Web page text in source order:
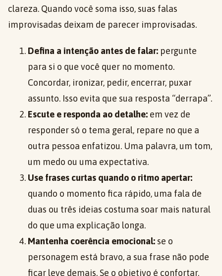
clareza. Quando você soma isso, suas falas
improvisadas deixam de parecer improvisadas.
Defina a intenção antes de falar: pergunte
para si o que você quer no momento.
Concordar, ironizar, pedir, encerrar, puxar
assunto. Isso evita que sua resposta “derrapa”.
Escute e responda ao detalhe: em vez de
responder só o tema geral, repare no que a
outra pessoa enfatizou. Uma palavra, um tom,
um medo ou uma expectativa.
Use frases curtas quando o ritmo apertar:
quando o momento fica rápido, uma fala de
duas ou três ideias costuma soar mais natural
do que uma explicação longa.
Mantenha coerência emocional: se o
personagem está bravo, a sua frase não pode
ficar leve demais. Se o objetivo é confortar,